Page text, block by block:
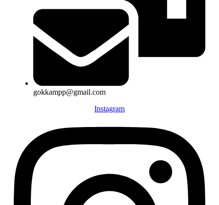
gokkampp@gmail.com
Instagram